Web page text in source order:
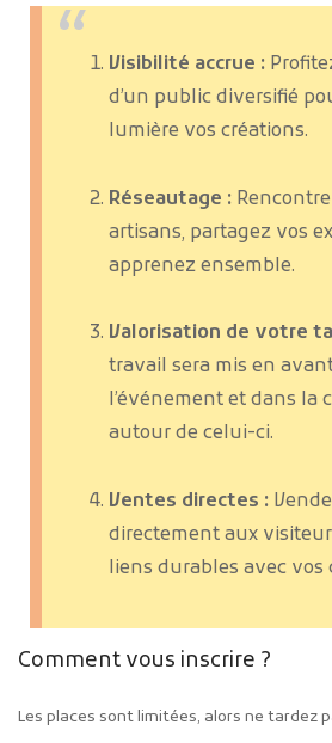
Visibilité accrue :
d’un public diversifié
lumière vos créations.
Réseautage :
artisans, partagez vos
apprenez ensemble.
Valorisation de votre
travail sera mis en
l’événement et dans la
autour de celui-ci.
Ventes directes :
directement aux
liens durables avec vos
Comment vous inscrire ?
Les places sont limitées, alors ne tardez